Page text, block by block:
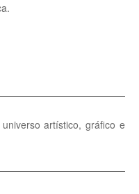
artístico, gráfico e